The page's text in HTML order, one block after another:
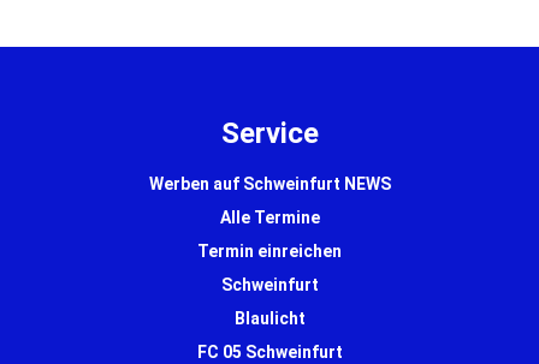
Service
Werben auf Schweinfurt NEWS
Alle Termine
Termin einreichen
Schweinfurt
Blaulicht
FC 05 Schweinfurt